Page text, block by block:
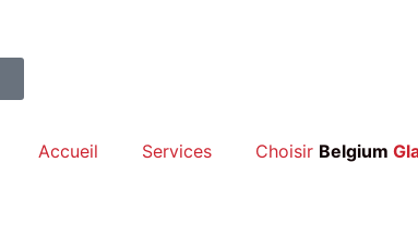
Accueil Services Choisir Belgium